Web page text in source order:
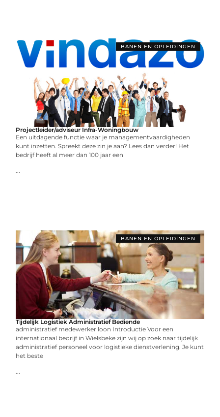
BANEN EN OPLEIDINGEN
Projectleider/adviseur Infra-Woningbouw
Een uitdagende functie waar je managementvaardigheden
kunt inzetten. Spreekt deze zin je aan? Lees dan verder! Het
bedrijf heeft al meer dan 100 jaar een
...
BANEN EN OPLEIDINGEN
Tijdelijk Logistiek Administratief Bediende
administratief medewerker loon Introductie Voor een
internationaal bedrijf in Wielsbeke zijn wij op zoek naar tijdelijk
administratief personeel voor logistieke dienstverlening. Je kunt
het beste
...